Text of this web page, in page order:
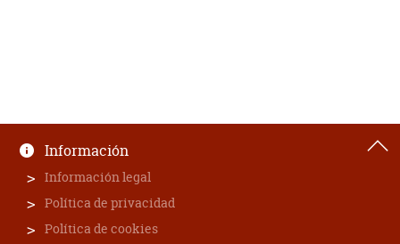
Información
Información legal
Política de privacidad
Política de cookies